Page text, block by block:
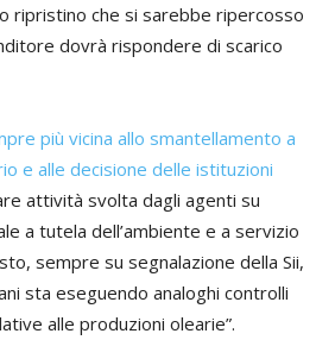
ripristino che si sarebbe ripercosso
dovrà rispondere di scarico
più vicina allo smantellamento a
e alle decisione delle istituzioni
attività svolta dagli agenti su
a tutela dell’ambiente e a servizio
sempre su segnalazione della Sii,
sta eseguendo analoghi controlli
alle produzioni olearie”.